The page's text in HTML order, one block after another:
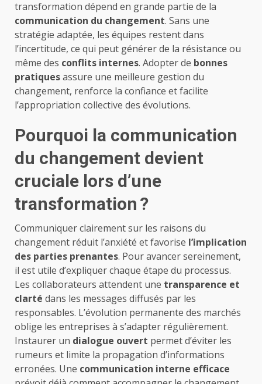
transformation dépend en grande partie de la
communication du changement. Sans une
stratégie adaptée, les équipes restent dans
l’incertitude, ce qui peut générer de la résistance ou
même des conflits internes. Adopter de bonnes
pratiquesassure une meilleure gestion du
changement, renforce la confiance et facilite
l’appropriation collective des évolutions.
Pourquoi la communication
du changement devient
cruciale lors d’une
transformation ?
Communiquer clairement sur les raisons du
changement réduit l’anxiété et favorise l’implication
des parties prenantes. Pour avancer sereinement,
il est utile d’expliquer chaque étape du processus.
Les collaborateurs attendent une transparence et
clarté dans les messages diffusés par les
responsables. L’évolution permanente des marchés
oblige les entreprises à s’adapter régulièrement.
Instaurer un dialogue ouvert permet d’éviter les
rumeurs et limite la propagation d’informations
erronées. Une communication interne efficace